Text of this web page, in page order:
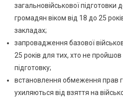
загальновійськової підготовки
громадян віком від 18 до 25
закладах;
запровадження базової
25 років для тих, хто не
підготовку;
встановлення обмеження прав
ухиляються від взяття на